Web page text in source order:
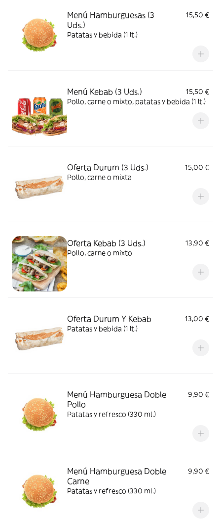
Menú Hamburguesas (3
Uds.)
15,50 €
Patatas y bebida (1 lt.)
Menú Kebab (3 Uds.)
15,50 €
Pollo, carne o mixto, patatas y bebida (1 lt.)
Oferta Durum (3 Uds.)
15,00 €
Pollo, carne o mixta
Oferta Kebab (3 Uds.)
13,90 €
Pollo, carne o mixto
Oferta Durum Y Kebab
13,00 €
Patatas y bebida (1 lt.)
Menú Hamburguesa Doble
Pollo
9,90 €
Patatas y refresco (330 ml.)
Menú Hamburguesa Doble
Carne
9,90 €
Patatas y refresco (330 ml.)